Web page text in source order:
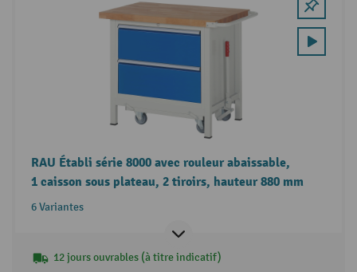
RAU Établi série 8000 avec rouleur abaissable,
1 caisson sous plateau, 2 tiroirs, hauteur 880 mm
6 Variantes
12 jours ouvrables (à titre indicatif)